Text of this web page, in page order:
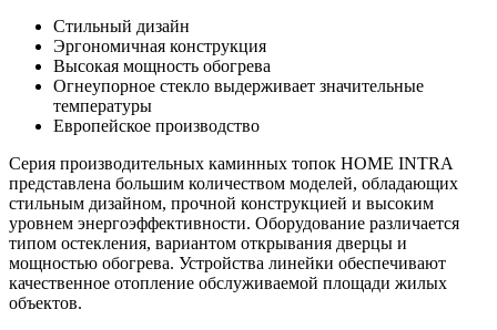
Стильный дизайн
Эргономичная конструкция
Высокая мощность обогрева
Огнеупорное стекло выдерживает значительные
температуры
Европейское производство
Серия производительных каминных топок HOME INTRA
представлена большим количеством моделей, обладающих
стильным дизайном, прочной конструкцией и высоким
уровнем энергоэффективности. Оборудование различается
типом остекления, вариантом открывания дверцы и
мощностью обогрева. Устройства линейки обеспечивают
качественное отопление обслуживаемой площади жилых
объектов.